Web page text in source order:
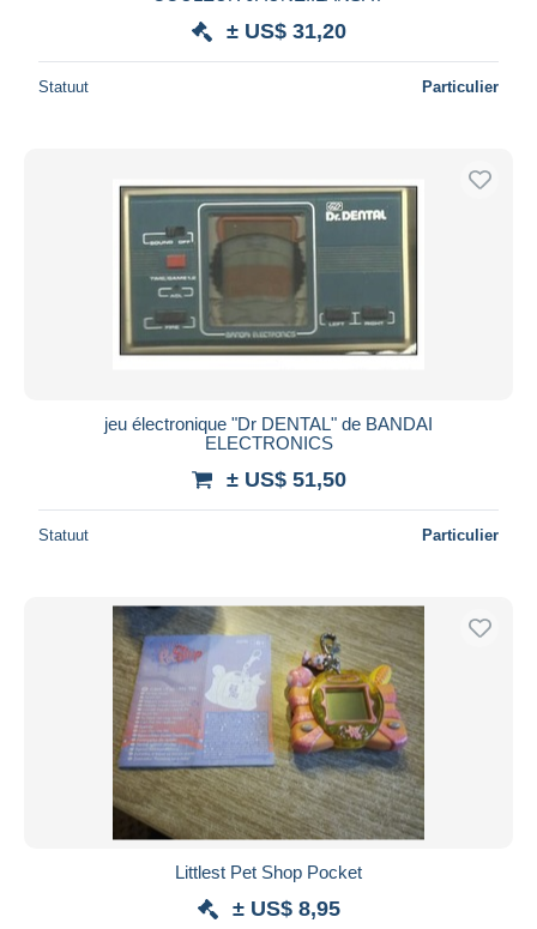
± US$ 31,20
Statuut Particulier
jeu électronique "Dr DENTAL" de BANDAI
ELECTRONICS
± US$ 51,50
Statuut Particulier
Littlest Pet Shop Pocket
± US$ 8,95